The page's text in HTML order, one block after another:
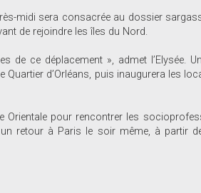
midi sera consacrée au dossier
de rejoindre les îles du Nord.
de ce déplacement », admet l’Elysée.
d’Orléans, puis inaugurera les
Orientale pour rencontrer les
retour à Paris le soir même, à partir